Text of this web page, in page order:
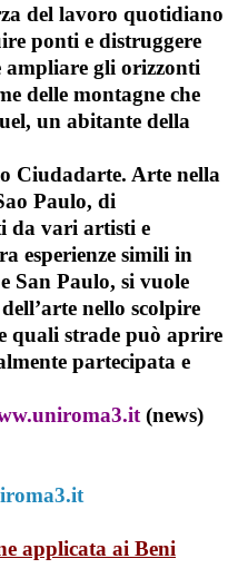
del lavoro quotidiano
ponti e distruggere
ampliare gli orizzonti
delle montagne che
un abitante della
Ciudadarte. Arte nella
Paulo, di
da vari artisti e
esperienze simili in
San Paulo, si vuole
nello scolpire
quali strade può aprire
partecipata e
(news)
applicata ai Beni